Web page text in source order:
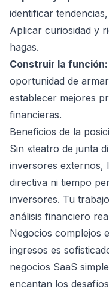
identificar
Aplicar curiosidad y
hagas.
Construir la función:
oportunidad de
establecer mejores
financieras.
Beneficios de la
Sin «teatro de junta
inversores externos,
directiva ni tiempo
inversores. Tu
análisis financiero
Negocios complejos
ingresos es
negocios SaaS
encantan los